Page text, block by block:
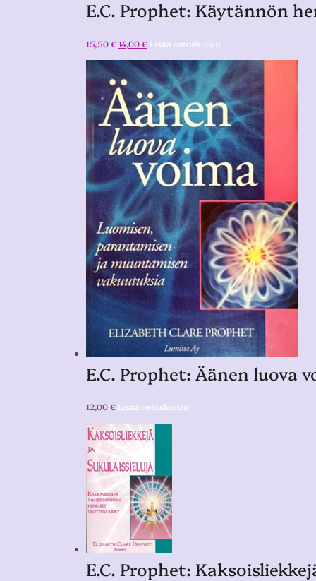
E.C. Prophet: Käytännön
15,50€ 14,00€ Lisää ostoskoriin
E.C. Prophet: Äänen luova
12,00€ Lisää ostoskoriin
E.C. Prophet: